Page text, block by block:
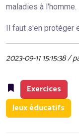
maladies à l'homme.
Il faut s'en protéger
2023-09-11 15:15:38 /
Exercices
Jeux éducatifs